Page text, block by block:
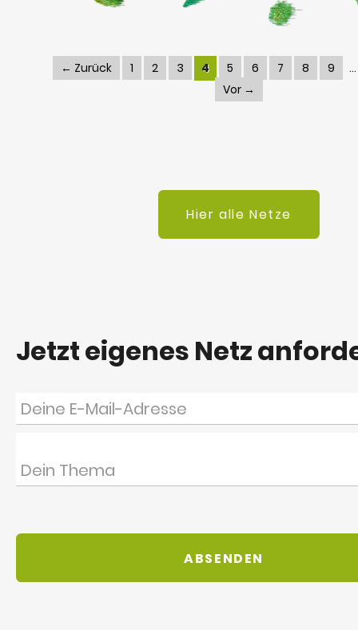
← Zurück 1 2 3 4 5 6 7 8
9
Vor →
Hier alle Netze
Jetzt eigenes Netz